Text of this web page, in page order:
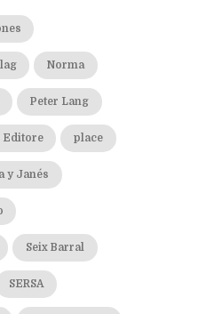
Norma
Peter Lang
Editore place
y Janés
Seix Barral
SERSA